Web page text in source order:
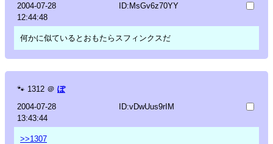
2004-07-28
12:44:48
ID:MsGv6z70YY
何かに似ているとおもたらスフィンクスだ
🐾 1312 ＠ ぽ
2004-07-28
13:43:44
ID:vDwUus9rIM
>>1307